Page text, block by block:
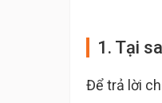
1. Tại
Để trả lời